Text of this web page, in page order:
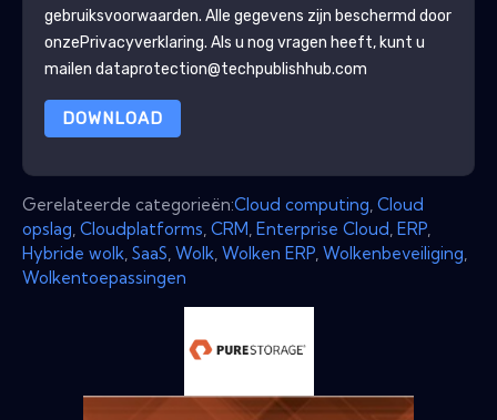
gebruiksvoorwaarden. Alle gegevens zijn beschermd door
onzePrivacyverklaring. Als u nog vragen heeft, kunt u
mailen dataprotection@techpublishhub.com
DOWNLOAD
Gerelateerde categorieën:Cloud computing Cloud
opslag Cloudplatforms CRM Enterprise Cloud ERP
Hybride wolk SaaS Wolk Wolken ERP Wolkenbeveiliging
Wolkentoepassingen